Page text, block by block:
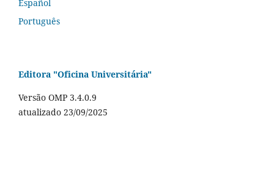
Español
Português
Editora "Oficina Universitária"
Versão OMP 3.4.0.9
atualizado 23/09/2025